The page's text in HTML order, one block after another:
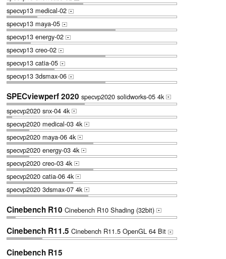
specvp13 medical-02 +
specvp13 maya-05 +
specvp13 energy-02 +
specvp13 creo-02 +
specvp13 catia-05 +
specvp13 3dsmax-06 +
SPECviewperf 2020 specvp2020 solidworks-05 4k +
specvp2020 snx-04 4k +
specvp2020 medical-03 4k +
specvp2020 maya-06 4k +
specvp2020 energy-03 4k +
specvp2020 creo-03 4k +
specvp2020 catia-06 4k +
specvp2020 3dsmax-07 4k +
Cinebench R10 Cinebench R10 Shading (32bit) +
Cinebench R11.5 Cinebench R11.5 OpenGL 64 Bit +
Cinebench R15